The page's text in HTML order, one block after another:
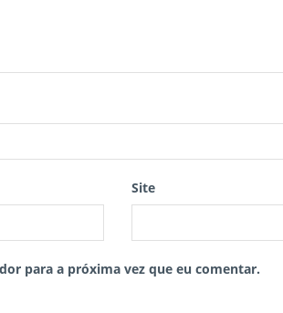
Site
para a próxima vez que eu comentar.